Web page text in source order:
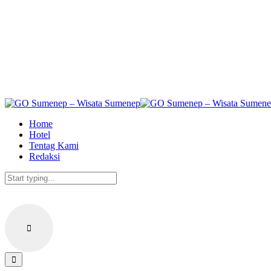
Home
Hotel
Tentag Kami
Redaksi